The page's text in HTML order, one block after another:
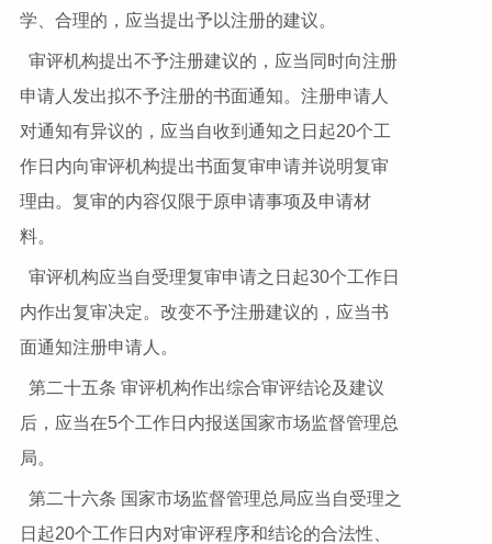
学、合理的，应当提出予以注册的建议。
审评机构提出不予注册建议的，应当同时向注册
申请人发出拟不予注册的书面通知。注册申请人
对通知有异议的，应当自收到通知之日起20个工
作日内向审评机构提出书面复审申请并说明复审
理由。复审的内容仅限于原申请事项及申请材
料。
审评机构应当自受理复审申请之日起30个工作日
内作出复审决定。改变不予注册建议的，应当书
面通知注册申请人。
第二十五条 审评机构作出综合审评结论及建议
后，应当在5个工作日内报送国家市场监督管理总
局。
第二十六条 国家市场监督管理总局应当自受理之
日起20个工作日内对审评程序和结论的合法性、